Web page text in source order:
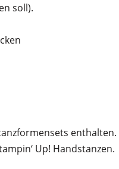
soll).
Up! Handstanzen.